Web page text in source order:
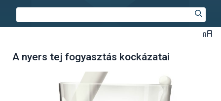
A nyers tej fogyasztás kockázatai